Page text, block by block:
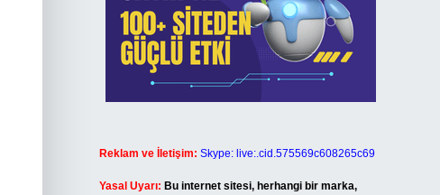
Reklam ve İletişim: Skype: live:.cid.575569c608265c69
Yasal Uyarı: Bu internet sitesi, herhangi bir marka,